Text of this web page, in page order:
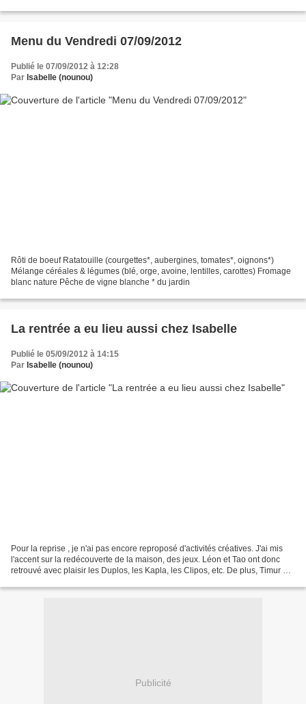
Menu du Vendredi 07/09/2012
Publié le 07/09/2012 à 12:28
Par Isabelle (nounou)
Rôti de boeuf Ratatouille (courgettes*, aubergines, tomates*, oignons*)
Mélange céréales & légumes (blé, orge, avoine, lentilles, carottes) Fromage
blanc nature Pêche de vigne blanche * du jardin
La rentrée a eu lieu aussi chez Isabelle
Publié le 05/09/2012 à 14:15
Par Isabelle (nounou)
Pour la reprise , je n'ai pas encore reproposé d'activités créatives. J'ai mis
l'accent sur la redécouverte de la maison, des jeux. Léon et Tao ont donc
retrouvé avec plaisir les Duplos, les Kapla, les Clipos, etc. De plus, Timur et
Publicité